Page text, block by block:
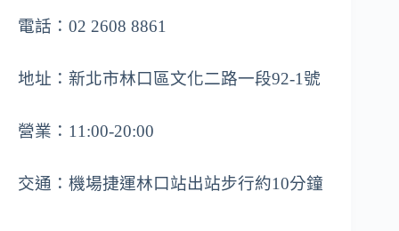
電話：02 2608 8861
地址：新北市林口區文化二路一段92-1號
營業：11:00-20:00
交通：機場捷運林口站出站步行約10分鐘